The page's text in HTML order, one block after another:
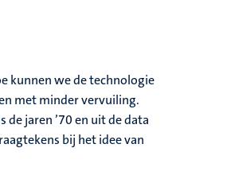
kunnen we de technologie
met minder vervuiling.
jaren ’70 en uit de data
bij het idee van